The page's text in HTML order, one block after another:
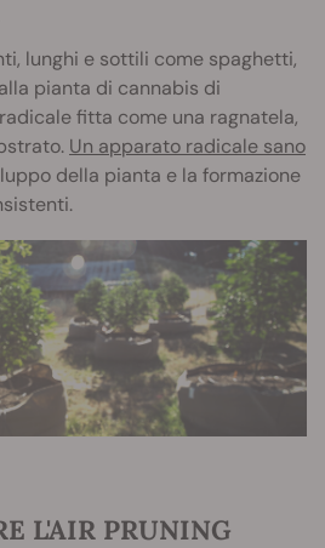
lunghi e sottili come spaghetti,
pianta di cannabis di
fitta come una ragnatela,
Un apparato radicale sano
della pianta e la formazione
L'AIR PRUNING